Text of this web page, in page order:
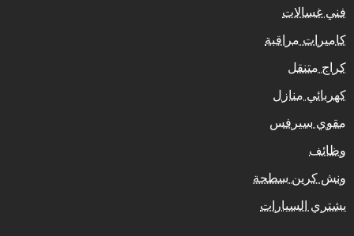
فني غسالات
كاميرات مراقبة
كراج متنقل
كهربائي منازل
مقوي سيرفس
وظائف
ونش كرين سطحة
يشتري السيارات